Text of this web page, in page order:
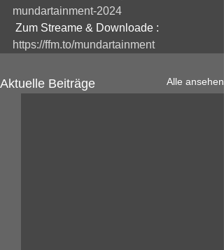
mundartainment-2024
Zum Streame & Downloade :
https://ffm.to/mundartainment
Aktuelle Beiträge Alle ansehen